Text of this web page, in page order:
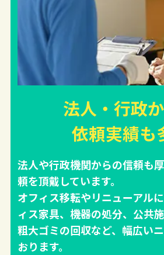
法人・行政
依頼実績も
法人や行政機関からの信頼も
頼を頂戴しています。
オフィス移転やリニューアル
ィス家具、機器の処分、公共
粗大ゴミの回収など、幅広い
おります。